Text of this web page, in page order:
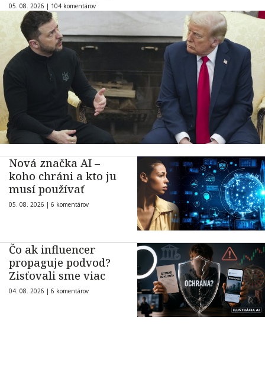
05. 08. 2026 | 104 komentárov
Nová značka AI –
koho chráni a kto ju
musí používať
05. 08. 2026 | 6 komentárov
Čo ak influencer
propaguje podvod?
Zisťovali sme viac
04. 08. 2026 | 6 komentárov